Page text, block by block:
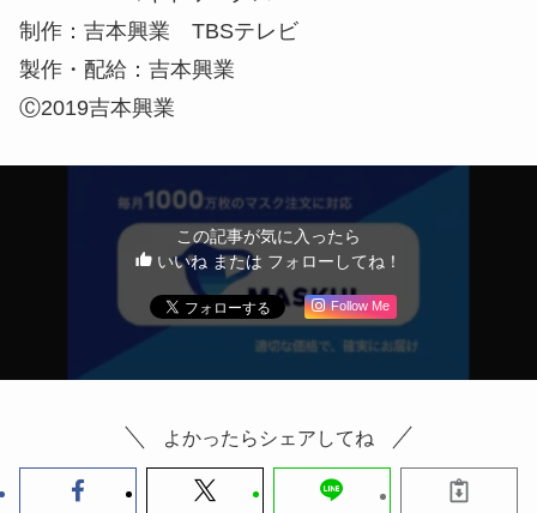
制作：吉本興業 TBSテレビ
製作・配給：吉本興業
Ⓒ2019吉本興業
この記事が気に入ったら
いいね または フォローしてね！
Follow Me
よかったらシェアしてね